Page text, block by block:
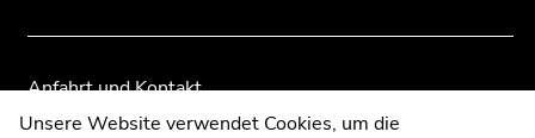
Anfahrt und Kontakt
Kommunikation und Öffentlichkeitsarbeit
Unsere Website verwendet Cookies, um die